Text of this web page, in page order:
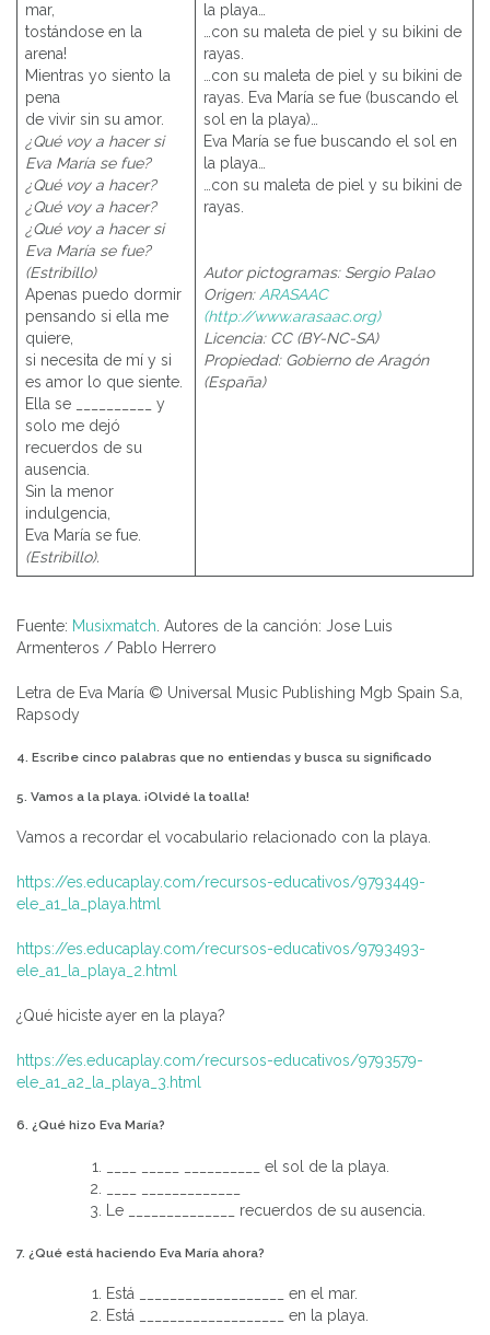
mar,
tostándose en la
arena!
Mientras yo siento la
pena
de vivir sin su amor.
¿Qué voy a hacer si
Eva María se fue?
¿Qué voy a hacer?
¿Qué voy a hacer?
¿Qué voy a hacer si
Eva María se fue?
(Estribillo)
Apenas puedo dormir
pensando si ella me
quiere,
si necesita de mí y si
es amor lo que siente.
Ella se __________ y
solo me dejó
recuerdos de su
ausencia.
Sin la menor
indulgencia,
Eva María se fue.
(Estribillo).
la playa…
…con su maleta de piel y su bikini de
rayas.
…con su maleta de piel y su bikini de
rayas. Eva María se fue (buscando el
sol en la playa)…
Eva María se fue buscando el sol en
la playa…
…con su maleta de piel y su bikini de
rayas.
Autor pictogramas: Sergio Palao
Origen:ARASAAC
(http://www.arasaac.org)
Licencia: CC (BY-NC-SA)
Propiedad: Gobierno de Aragón
(España)
Fuente: Musixmatch. Autores de la canción: Jose Luis
Armenteros / Pablo Herrero
Letra de Eva María © Universal Music Publishing Mgb Spain S.a,
Rapsody
4. Escribe cinco palabras que no entiendas y busca su significado
5. Vamos a la playa. ¡Olvidé la toalla!
Vamos a recordar el vocabulario relacionado con la playa.
https://es.educaplay.com/recursos-educativos/9793449-
ele_a1_la_playa.html
https://es.educaplay.com/recursos-educativos/9793493-
ele_a1_la_playa_2.html
¿Qué hiciste ayer en la playa?
https://es.educaplay.com/recursos-educativos/9793579-
ele_a1_a2_la_playa_3.html
6. ¿Qué hizo Eva María?
____ _____ __________ el sol de la playa.
Le ______________ recuerdos de su ausencia.
7. ¿Qué está haciendo Eva María ahora?
Está ___________________ en el mar.
Está ___________________ en la playa.